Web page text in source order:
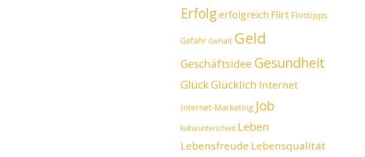
Erfolgerfolgreich Flirt Flirttipps
Gefahr Gehalt Geld
Geschäftsidee Gesundheit
GlückGlücklich Internet
Internet-Marketing Job
kulturunterschied Leben
Lebensfreude Lebensqualität